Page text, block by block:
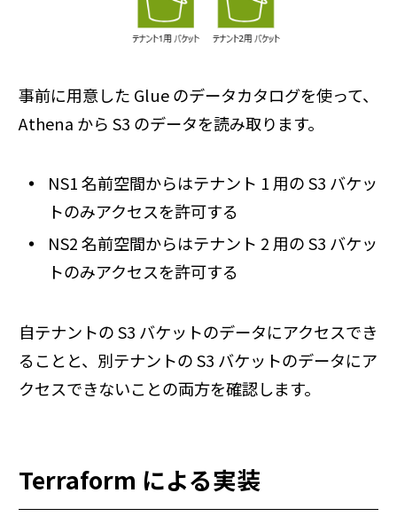
事前に用意した Glue のデータカタログを使って、
Athena から S3 のデータを読み取ります。
NS1 名前空間からはテナント 1 用の S3 バケッ
トのみアクセスを許可する
NS2 名前空間からはテナント 2 用の S3 バケッ
トのみアクセスを許可する
自テナントの S3 バケットのデータにアクセスでき
ることと、別テナントの S3 バケットのデータにア
クセスできないことの両方を確認します。
Terraform による実装